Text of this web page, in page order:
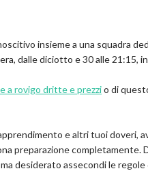
insieme a una squadra
dalle diciotto e 30 alle 21:15,
a rovigo dritte e prezzio di
e altri tuoi doveri,
preparazione completamente.
desiderato assecondi le regole